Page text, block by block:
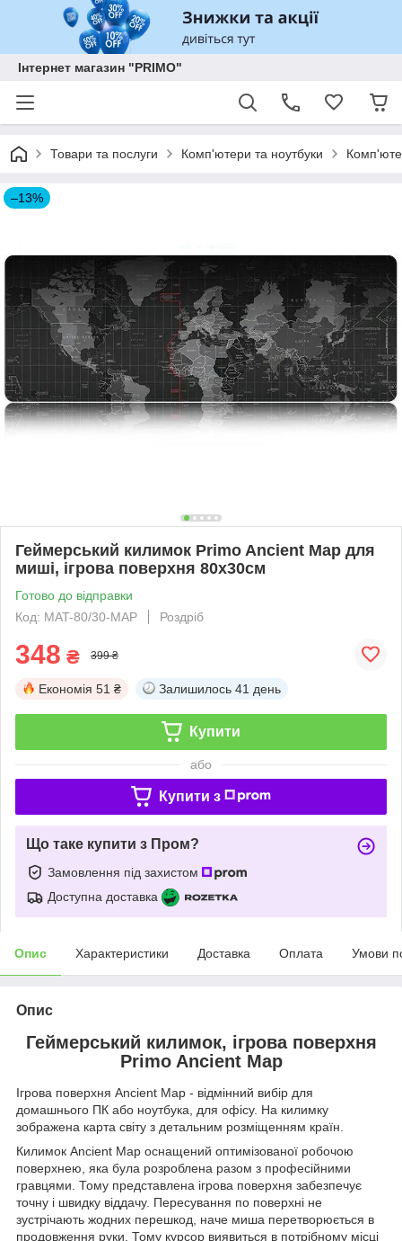
Інтернет магазин "PRIMO"
Товари та послуги Комп'ютери та ноутбуки
–13%
Геймерський килимок Primo Ancient Map для
миші, ігрова поверхня 80х30см
Готово до відправки
Код: MAT-80/30-MAP
Роздріб
348 ₴ 399 ₴
Економія 51 ₴ Залишилось 41 день
Купити
або
Купити з
Що таке купити з Пром?
Замовлення під захистом
Доступна доставка
Опис Характеристики Доставка Оплата Умови
Опис
Геймерський килимок, ігрова поверхня
Primo Ancient Map
Ігрова поверхня Ancient Map - відмінний вибір для
домашнього ПК або ноутбука, для офісу. На килимку
зображена карта світу з детальним розміщенням країн.
Килимок Ancient Map оснащений оптимізованої робочою
поверхнею, яка була розроблена разом з професійними
гравцями. Тому представлена ігрова поверхня забезпечує
точну і швидку віддачу. Пересування по поверхні не
зустрічають жодних перешкод, наче миша перетворюється в
продовження руки. Тому курсор виявиться в потрібному місці